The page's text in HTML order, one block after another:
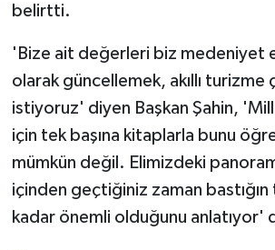
belirtti.
'Bize ait değerleri biz medeniyet
olarak güncellemek, akıllı turizme
istiyoruz' diyen Başkan Şahin,
için tek başına kitaplarla bunu
mümkün değil. Elimizdeki
içinden geçtiğiniz zaman bastığın
kadar önemli olduğunu anlatıyor'